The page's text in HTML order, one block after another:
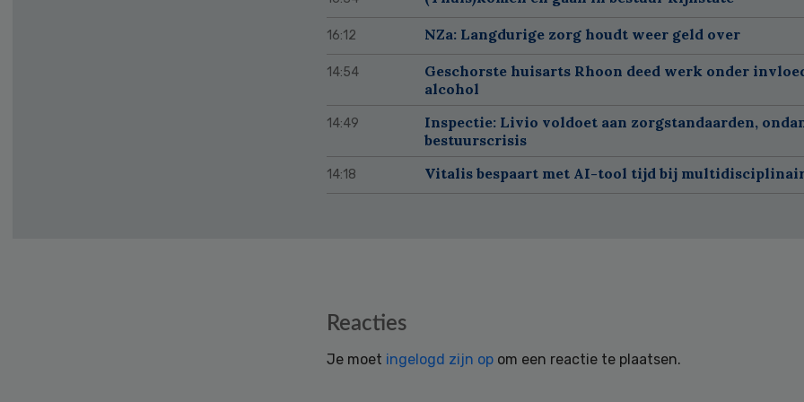
16:12 NZa: Langdurige zorg houdt weer geld over
14:54
Geschorste huisarts Rhoon deed werk onder
alcohol
14:49
Inspectie: Livio voldoet aan zorgstandaarden,
bestuurscrisis
14:18 Vitalis bespaart met AI-tool tijd bij
Reacties
Je moet ingelogd zijn op om een reactie te plaatsen.